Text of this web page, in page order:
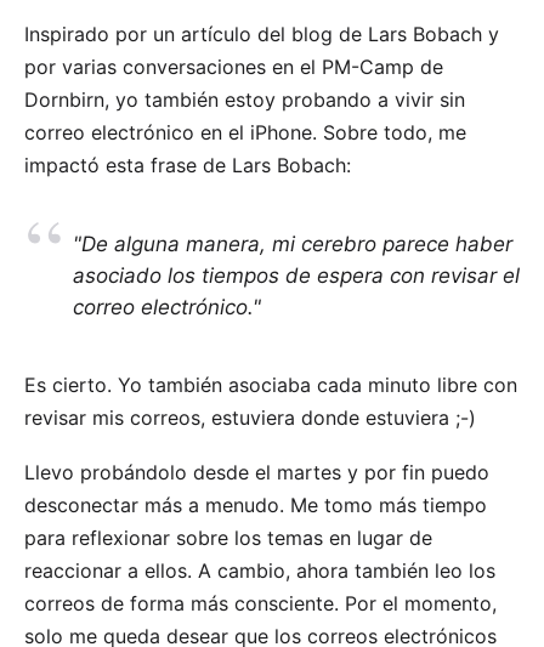
Inspirado por un artículo del blog de Lars Bobach y
por varias conversaciones en el PM-Camp de
Dornbirn, yo también estoy probando a vivir sin
correo electrónico en el iPhone. Sobre todo, me
impactó esta frase de Lars Bobach:
"De alguna manera, mi cerebro parece haber
asociado los tiempos de espera con revisar el
correo electrónico."
Es cierto. Yo también asociaba cada minuto libre con
revisar mis correos, estuviera donde estuviera ;-)
Llevo probándolo desde el martes y por fin puedo
desconectar más a menudo. Me tomo más tiempo
para reflexionar sobre los temas en lugar de
reaccionar a ellos. A cambio, ahora también leo los
correos de forma más consciente. Por el momento,
solo me queda desear que los correos electrónicos